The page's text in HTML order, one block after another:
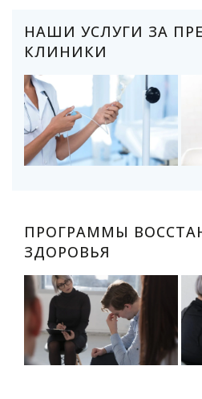
НАШИ УСЛУГИ ЗА
КЛИНИКИ
ПРОГРАММЫ
ЗДОРОВЬЯ